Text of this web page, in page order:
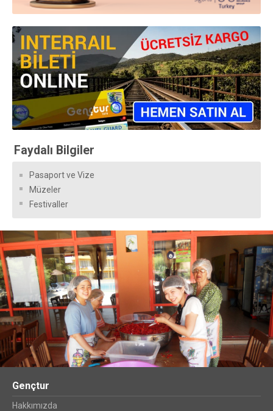
Faydalı Bilgiler
Pasaport ve Vize
Müzeler
Festivaller
Gençtur
Hakkımızda